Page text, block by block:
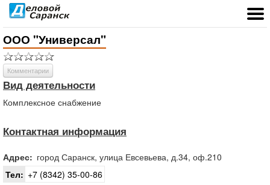
ООО "Универсал"
Комментарии
Вид деятельности
Комплексное снабжение
Контактная информация
Адрес: город Саранск, улица Евсевьева, д.34, оф.210
Тел: +7 (8342) 35-00-86